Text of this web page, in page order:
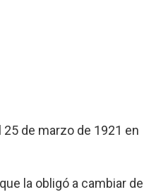
de marzo de 1921 en
la obligó a cambiar de